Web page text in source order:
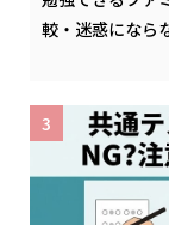
較・迷惑になら
3